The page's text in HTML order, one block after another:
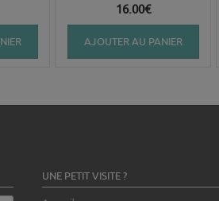
16.00€
AJOUTER AU PANIER
UNE PETIT VISITE ?